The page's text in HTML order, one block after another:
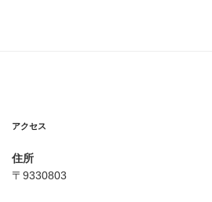
アクセス
住所
〒9330803